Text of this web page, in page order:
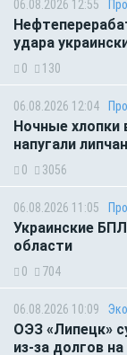
06.08.2026 12:55
удара
0 130
06.08.2026 12:04
Ночные хлопки
напугали липчан
0 3056
06.08.2026 11:05
Украинские
области
0 704
06.08.2026 10:09
ОЭЗ «Липецк»
из-за долгов